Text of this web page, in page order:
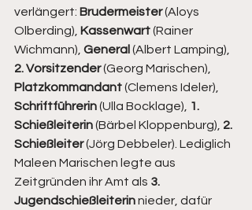
verlängert: Brudermeister (Aloys
Olberding), Kassenwart (Rainer
Wichmann), General (Albert Lamping),
2. Vorsitzender (Georg Marischen),
Platzkommandant (Clemens Ideler),
Schriftführerin (Ulla Bocklage),
1.
Schießleiterin (Bärbel Kloppenburg), 2.
Schießleiter (Jörg Debbeler). Lediglich
Maleen Marischen legte aus
Zeitgründen ihr Amt als 3.
Jugendschießleiterin nieder, dafür